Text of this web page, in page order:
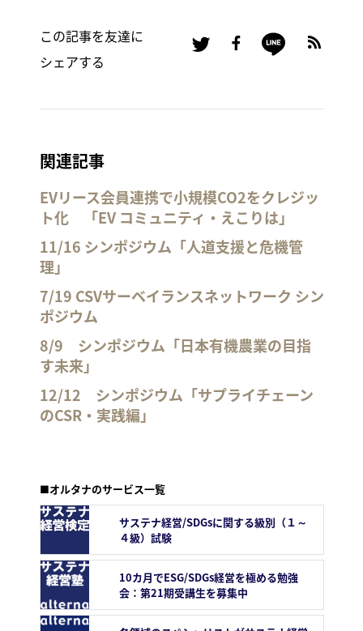
この記事を友達に
シェアする
関連記事
EVリース会員連携で小規模CO2をクレジッ
ト化 「EV コミュニティ・えこりは」
11/16 シンポジウム「人道支援と危機管
理」
7/19 CSVサーベイランスネットワーク シン
ポジウム
8/9 シンポジウム「日本有機農業の目指
す未来」
12/12 シンポジウム「サプライチェーン
のCSR・実践編」
■オルタナのサービス一覧
サステナ経営/SDGsに関する級別（１～
４級）試験
10カ月でESG/SDGs経営を極める勉強
会：第21期受講生を募集中